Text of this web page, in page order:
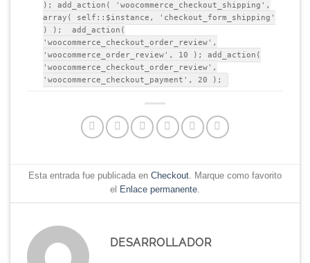
); add_action( 'woocommerce_checkout_shipping',
array( self::$instance, 'checkout_form_shipping'
) ); add_action(
'woocommerce_checkout_order_review',
'woocommerce_order_review', 10 ); add_action(
'woocommerce_checkout_order_review',
'woocommerce_checkout_payment', 20 );
Esta entrada fue publicada en Checkout. Marque como favorito
el Enlace permanente.
DESARROLLADOR